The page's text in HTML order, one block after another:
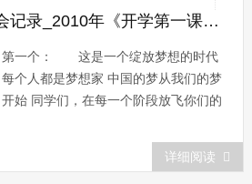
米，...
《开学第一课》班会记录_2010年《开学第一课》班会小结
第一个： 这是一个绽放梦想的时代
每个人都是梦想家 中国的梦从我们的梦
开始 同学们，在每一个阶段放飞你们的
生。 第二个： 坚持自我的过程，
是一个不断超越自我，实现自我的过程。
详细阅读